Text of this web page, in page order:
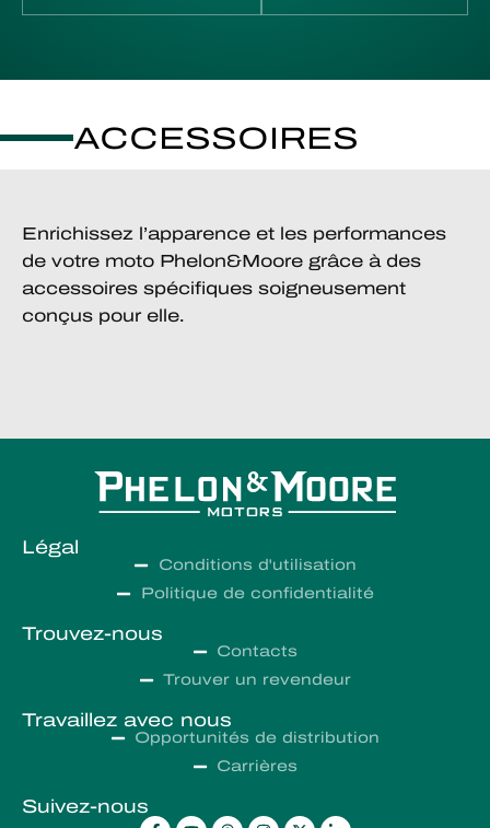
ACCESSOIRES
Enrichissez l’apparence et les performances
de votre moto Phelon&Moore grâce à des
accessoires spécifiques soigneusement
conçus pour elle.
Légal
Conditions d'utilisation
Politique de confidentialité
Trouvez-nous
Contacts
Trouver un revendeur
Travaillez avec nous
Opportunités de distribution
Carrières
Suivez-nous